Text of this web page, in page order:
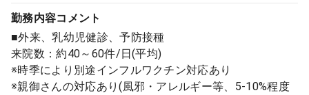
勤務内容コメント
■外来、乳幼児健診、予防接種
来院数：約40～60件/日(平均)
※時季により別途インフルワクチン対応あり
※親御さんの対応あり(風邪・アレルギー等、5-10%程度